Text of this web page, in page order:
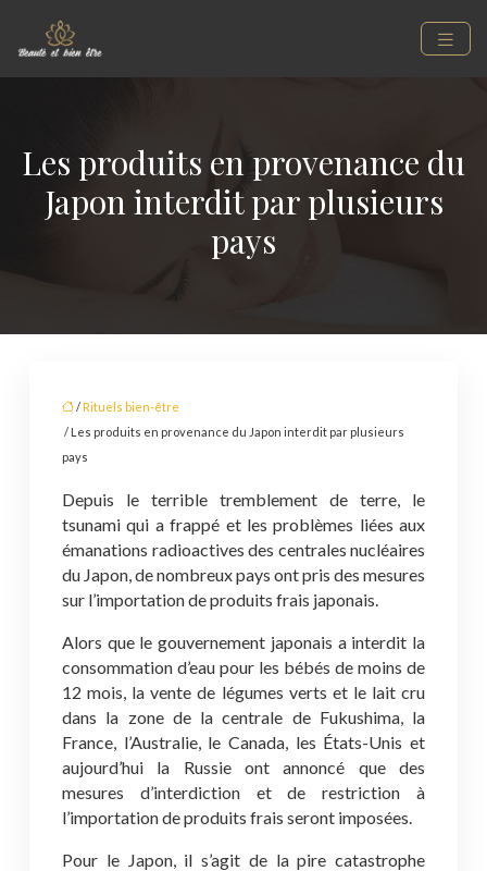
Les produits en provenance du
Japon interdit par plusieurs
pays
/ Rituels bien-être
/ Les produits en provenance du Japon interdit par plusieurs
pays
Depuis le terrible tremblement de terre, le
tsunami qui a frappé et les problèmes liées aux
émanations radioactives des centrales nucléaires
du Japon, de nombreux pays ont pris des mesures
sur l’importation de produits frais japonais.
Alors que le gouvernement japonais a interdit la
consommation d’eau pour les bébés de moins de
12 mois, la vente de légumes verts et le lait cru
dans la zone de la centrale de Fukushima, la
France, l’Australie, le Canada, les États-Unis et
aujourd’hui la Russie ont annoncé que des
mesures d’interdiction et de restriction à
l’importation de produits frais seront imposées.
Pour le Japon, il s’agit de la pire catastrophe